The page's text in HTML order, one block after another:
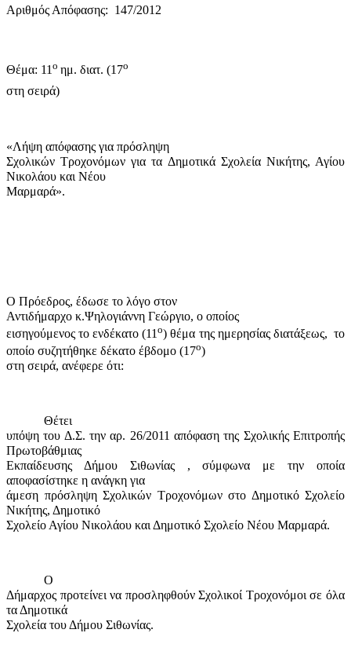
Αριθμός Απόφασης: 147/2012
Θέμα: 11 ο ημ. διατ. (17ο
στη σειρά)
«Λήψη απόφασης για πρόσληψη
Σχολικών Τροχονόμων για τα Δημοτικά Σχολεία Νικήτης, Αγίου
Νικολάου και Νέου
Μαρμαρά».
Ο Πρόεδρος, έδωσε το λόγο στον
Αντιδήμαρχο κ.Ψηλογιάννη Γεώργιο, ο οποίος
εισηγούμενος το ενδέκατο (11ο) θέμα της ημερησίας διατάξεως, το
οποίο συζητήθηκε δέκατο έβδομο (17ο)
στη σειρά, ανέφερε ότι:
Θέτει
υπόψη του Δ.Σ. την αρ. 26/2011 απόφαση της Σχολικής Επιτροπής
Πρωτοβάθμιας
Εκπαίδευσης Δήμου Σιθωνίας , σύμφωνα με την οποία
αποφασίστηκε η ανάγκη για
άμεση πρόσληψη Σχολικών Τροχονόμων στο Δημοτικό Σχολείο
Νικήτης, Δημοτικό
Σχολείο Αγίου Νικολάου και Δημοτικό Σχολείο Νέου Μαρμαρά.
Ο
Δήμαρχος προτείνει να προσληφθούν Σχολικοί Τροχονόμοι σε όλα
τα Δημοτικά
Σχολεία του Δήμου Σιθωνίας.